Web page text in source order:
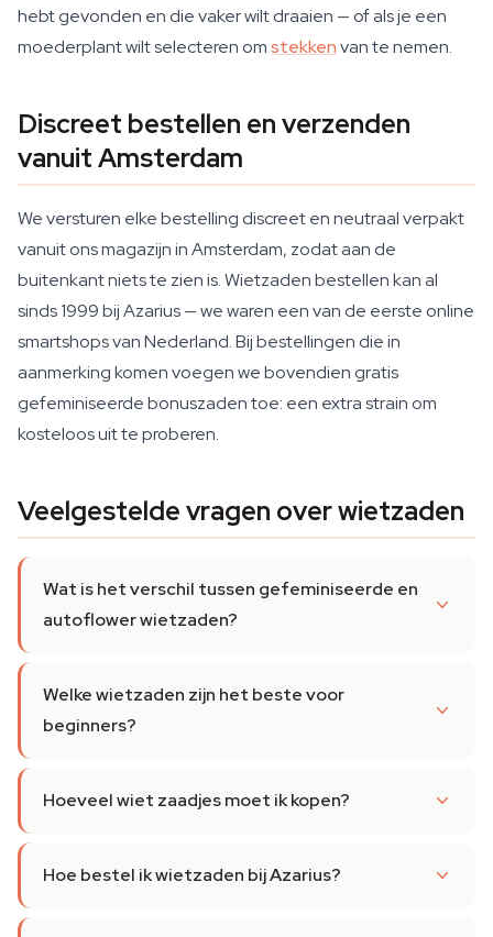
hebt gevonden en die vaker wilt draaien — of als je een
moederplant wilt selecteren omstekkenvan te nemen.
Discreet bestellen en verzenden
vanuit Amsterdam
We versturen elke bestelling discreet en neutraal verpakt
vanuit ons magazijn in Amsterdam, zodat aan de
buitenkant niets te zien is. Wietzaden bestellen kan al
sinds 1999 bij Azarius — we waren een van de eerste online
smartshops van Nederland. Bij bestellingen die in
aanmerking komen voegen we bovendien gratis
gefeminiseerde bonuszaden toe: een extra strain om
kosteloos uit te proberen.
Veelgestelde vragen over wietzaden
Wat is het verschil tussen gefeminiseerde en
autoflower wietzaden?
Welke wietzaden zijn het beste voor
beginners?
Hoeveel wiet zaadjes moet ik kopen?
Hoe bestel ik wietzaden bij Azarius?